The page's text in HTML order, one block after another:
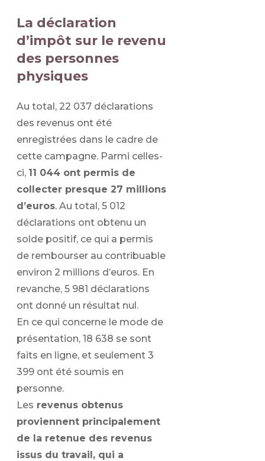
La déclaration
d’impôt sur le revenu
des personnes
physiques
Au total, 22 037 déclarations
des revenus ont été
enregistrées dans le cadre de
cette campagne. Parmi celles-
ci, 11 044 ont permis de
collecter presque 27 millions
d’euros. Au total, 5 012
déclarations ont obtenu un
solde positif, ce qui a permis
de rembourser au contribuable
environ 2 millions d’euros. En
revanche, 5 981 déclarations
ont donné un résultat nul.
En ce qui concerne le mode de
présentation, 18 638 se sont
faits en ligne, et seulement 3
399 ont été soumis en
personne.
Les revenus obtenus
proviennent principalement
de la retenue des revenus
issus du travail, qui a